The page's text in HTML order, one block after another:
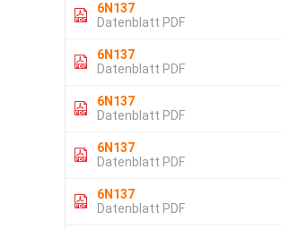
6N137
Datenblatt PDF
6N137
Datenblatt PDF
6N137
Datenblatt PDF
6N137
Datenblatt PDF
6N137
Datenblatt PDF